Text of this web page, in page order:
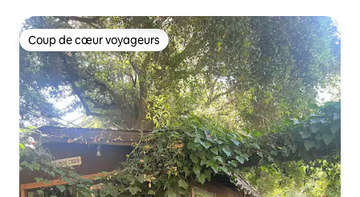
Coup de cœur voyageurs
Coup de cœur voyageurs